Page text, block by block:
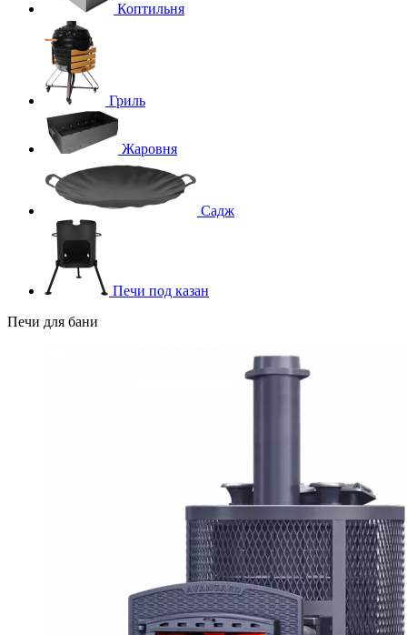
Коптильня
Гриль
Жаровня
Садж
Печи под казан
Печи для бани